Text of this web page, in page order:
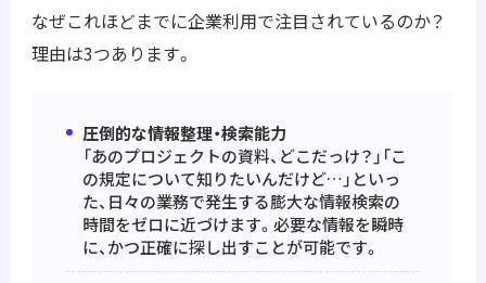
なぜこれほどまでに企業利用で注目されているのか？
理由は3つあります。
圧倒的な情報整理・検索能力
「あのプロジェクトの資料、どこだっけ？」「こ
の規定について知りたいんだけど…」といっ
た、日々の業務で発生する膨大な情報検索の
時間をゼロに近づけます。必要な情報を瞬時
に、かつ正確に探し出すことが可能です。